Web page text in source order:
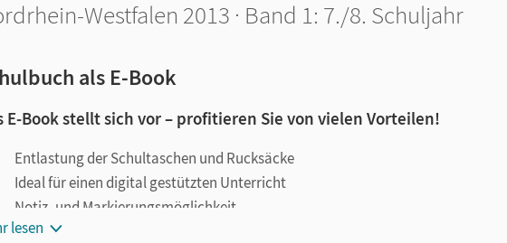
Westfalen 2013 · Band 1: 7./8. Schuljahr
als E-Book
E-Book stellt sich vor – profitieren Sie von vielen Vorteilen!
Entlastung der Schultaschen und Rucksäcke
Ideal für einen digital gestützten Unterricht
Notiz- und Markierungsmöglichkeit
Jederzeit unkompliziert verfügbar
lesen